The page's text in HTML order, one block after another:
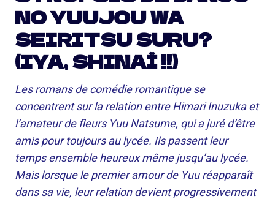
NO YUUJOU WA
SEIRITSU SURU?
(IYA, SHINAÏ !!)
Les romans de comédie romantique se
concentrent sur la relation entre Himari Inuzuka et
l’amateur de fleurs Yuu Natsume, qui a juré d’être
amis pour toujours au lycée. Ils passent leur
temps ensemble heureux même jusqu’au lycée.
Mais lorsque le premier amour de Yuu réapparaît
dans sa vie, leur relation devient progressivement